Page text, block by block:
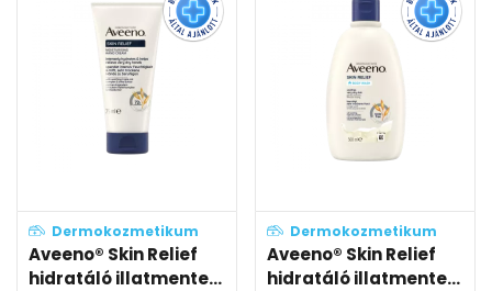
Dermokozmetikum
Aveeno® Skin Relief
hidratáló illatmente...
Dermokozmetikum
Aveeno® Skin Relief
hidratáló illatmente...